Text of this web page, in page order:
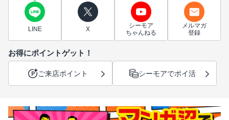
LINE X
シーモア
ちゃんねる
メルマガ
登録
お得にポイントゲット！
ご来店ポイント シーモアでポイ活